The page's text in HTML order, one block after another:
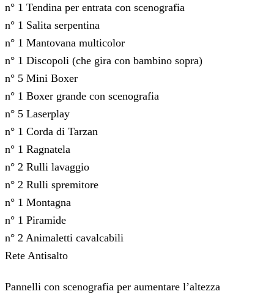
n° 1 Tendina per entrata con scenografia
n° 1 Salita serpentina
n° 1 Mantovana multicolor
n° 1 Discopoli (che gira con bambino sopra)
n° 5 Mini Boxer
n° 1 Boxer grande con scenografia
n° 5 Laserplay
n° 1 Corda di Tarzan
n° 1 Ragnatela
n° 2 Rulli lavaggio
n° 2 Rulli spremitore
n° 1 Montagna
n° 1 Piramide
n° 2 Animaletti cavalcabili
Rete Antisalto
Pannelli con scenografia per aumentare l’altezza